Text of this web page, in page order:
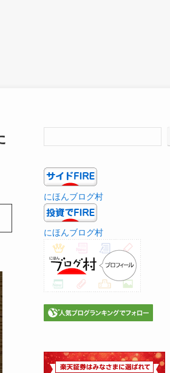
にほんブログ村
にほんブログ村